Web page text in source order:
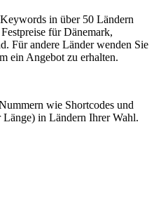
in über 50 Ländern
für Dänemark,
Für andere Länder wenden Sie
ein Angebot zu erhalten.
wie Shortcodes und
in Ländern Ihrer Wahl.